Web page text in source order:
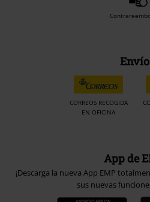
Envío
CORREOS RECOGIDA
EN OFICINA
App de
¡Descarga la nueva App EMP
sus nuevas